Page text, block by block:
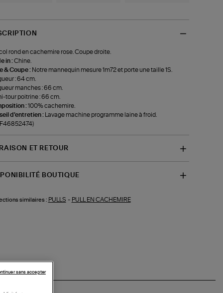
rond en cachemire rose. Coupe droite.
in :Chine.
& Coupe : Notre mannequin mesure 1m72 et porte une taille 1S.
: 64 cm.
manches : 66 cm.
tour poitrine : 66 cm.
:100% cachemire.
d'entretien :
Lavage machine programme laine à froid.
ET RETOUR
BOUTIQUE
similaires : PULLS - PULL EN CACHEMIRE
sans accepter